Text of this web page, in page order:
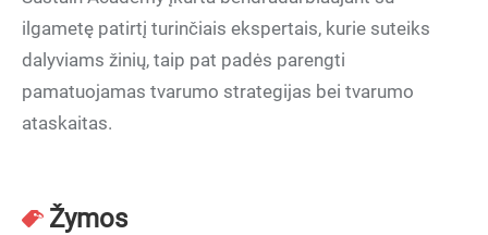
ilgametę patirtį turinčiais ekspertais, kurie suteiks
dalyviams žinių, taip pat padės parengti
pamatuojamas tvarumo strategijas bei tvarumo
ataskaitas.
Žymos